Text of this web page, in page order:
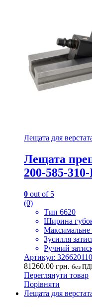
Лещата для
Лещата
200-585-
0 out of 5
(0)
Тип 6620
Ширина
Максимальне
Зусилля
Ручний
Артикул:
81260.00 грн. без
Переглянути товар
Порівняти
Лещата для